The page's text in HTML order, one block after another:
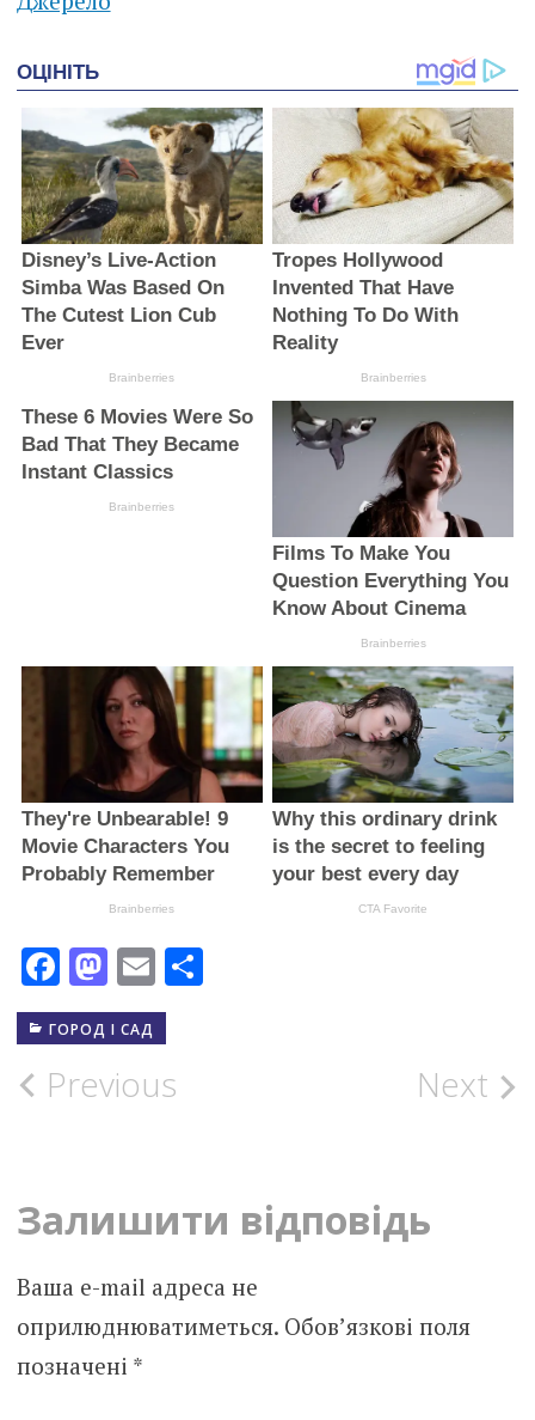
Facebook
Mastodon
EmailПоділитися
ГОРОД І САД
Post
Previous Next
Залишити відповідь
Ваша e-mail адреса не
оприлюднюватиметься. Обов’язкові поля
позначені *